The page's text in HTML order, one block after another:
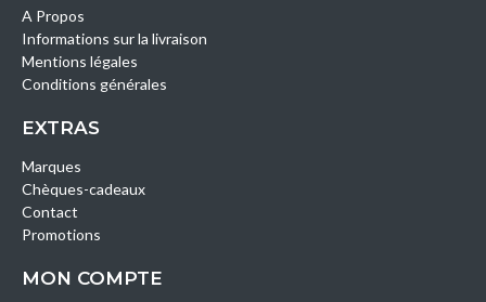
A Propos
Informations sur la livraison
Mentions légales
Conditions générales
EXTRAS
Marques
Chèques-cadeaux
Contact
Promotions
MON COMPTE